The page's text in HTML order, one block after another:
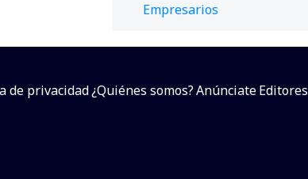
Empresarios
de privacidad¿Quiénes somos?AnúnciateEditores